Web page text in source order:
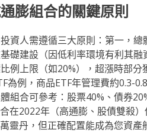
膨組合的關鍵原則
資人需遵循三大原則：第一，
礎建設（因低利率環境有利其
例上限（如20%），超漲時部
為例，商品ETF年管理費約0.3-
組合可參考：股票40%、債券
在2022年（高通膨、股債雙殺
靈丹，但正確配置能成為您資